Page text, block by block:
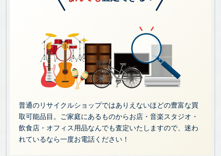
普通のリサイクルショップではありえないほどの豊富な買
取可能品目。ご家庭にあるものからお店・音楽スタジオ・
飲食店・オフィス用品なんでも査定いたしますので、迷わ
れているなら一度お電話ください！